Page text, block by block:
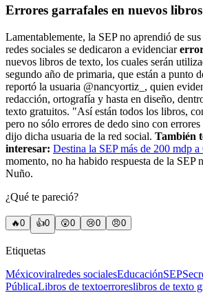
Errores garrafales en nuevos
Lamentablemente, la SEP no aprendió de
redes sociales se dedicaron a evidenciar
nuevos libros de texto, los cuales serán
segundo año de primaria, que están a punto
reportó la usuaria @nancyortiz_, quien
redacción, ortografía y hasta en diseño,
texto gratuitos. "Así están todos los libros,
pero no sólo errores de dedo sino con
dijo dicha usuaria de la red social. También
interesar: Destina la SEP más de 200 mdp
momento, no ha habido respuesta de la SEP
Nuño.
¿Qué te pareció?
🔥0 👍0 😲0 😢0 😠0
Etiquetas
Méxicoviralredes socialesEducaciónSEP
PúblicaLibros de textoerroreslibros de texto